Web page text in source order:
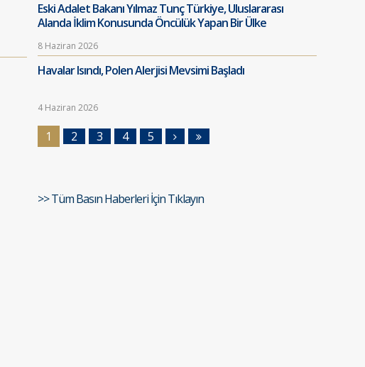
Eski Adalet Bakanı Yılmaz Tunç Türkiye, Uluslararası
Alanda İklim Konusunda Öncülük Yapan Bir Ülke
8 Haziran 2026
Havalar Isındı, Polen Alerjisi Mevsimi Başladı
4 Haziran 2026
1 2 3 4 5
>> Tüm Basın Haberleri İçin Tıklayın